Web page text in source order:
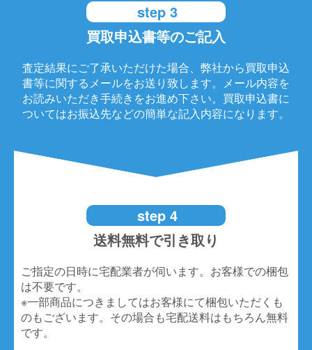
step 3
買取申込書等のご記入
査定結果にご了承いただけた場合、弊社から買取申込
書等に関するメールをお送り致します。メール内容を
お読みいただき手続きをお進め下さい。買取申込書に
ついてはお振込先などの簡単な記入内容になります。
step 4
送料無料で引き取り
ご指定の日時に宅配業者が伺います。お客様での梱包
は不要です。
※一部商品につきましてはお客様にて梱包いただくも
のもございます。その場合も宅配送料はもちろん無料
です。